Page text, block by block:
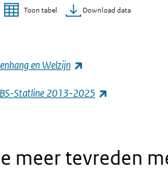
Toon tabel Download data
en Welzijn
Statline 2013-2025
meer tevreden